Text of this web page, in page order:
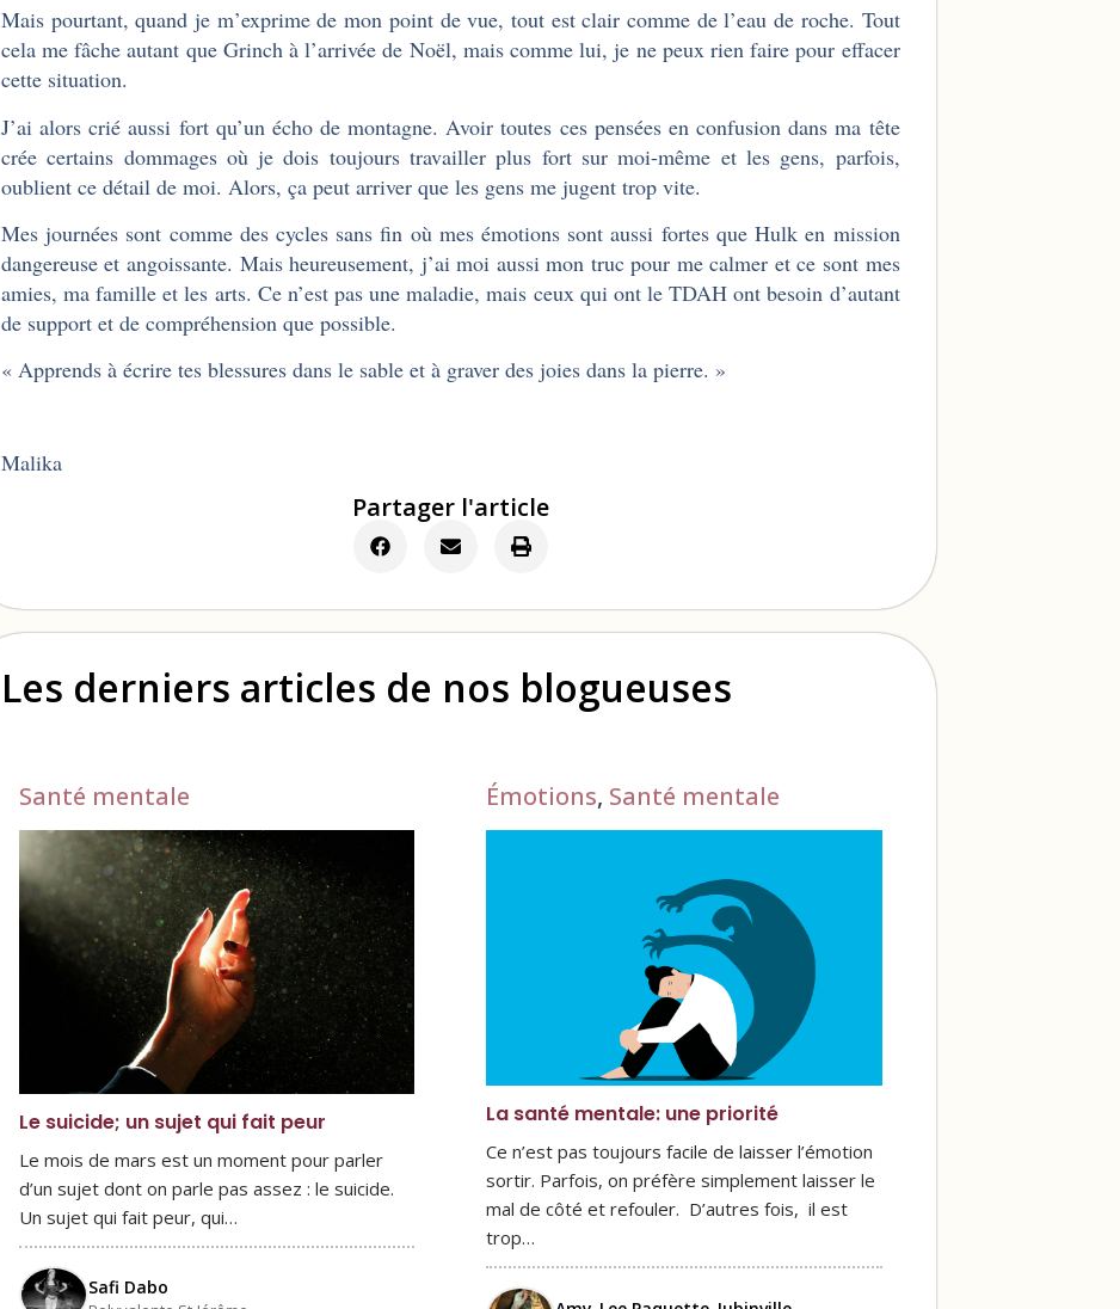
Mais pourtant, quand je m’exprime de mon point de vue, tout est clair comme de l’eau de roche. Tout
cela me fâche autant que Grinch à l’arrivée de Noël, mais comme lui, je ne peux rien faire pour effacer
cette situation.
J’ai alors crié aussi fort qu’un écho de montagne. Avoir toutes ces pensées en confusion dans ma tête
crée certains dommages où je dois toujours travailler plus fort sur moi-même et les gens, parfois,
oublient ce détail de moi. Alors, ça peut arriver que les gens me jugent trop vite.
Mes journées sont comme des cycles sans fin où mes émotions sont aussi fortes que Hulk en mission
dangereuse et angoissante. Mais heureusement, j’ai moi aussi mon truc pour me calmer et ce sont mes
amies, ma famille et les arts. Ce n’est pas une maladie, mais ceux qui ont le TDAH ont besoin d’autant
de support et de compréhension que possible.
« Apprends à écrire tes blessures dans le sable et à graver des joies dans la pierre. »
Malika
Partager l'article
Les derniers articles de nos blogueuses
Santé mentale
Le suicide; un sujet qui fait peur
Le mois de mars est un moment pour parler
d’un sujet dont on parle pas assez : le suicide.
Un sujet qui fait peur, qui…
Safi Dabo
Émotions, Santé mentale
La santé mentale: une priorité
Ce n’est pas toujours facile de laisser l’émotion
sortir. Parfois, on préfère simplement laisser le
mal de côté et refouler. D’autres fois, il est
trop…